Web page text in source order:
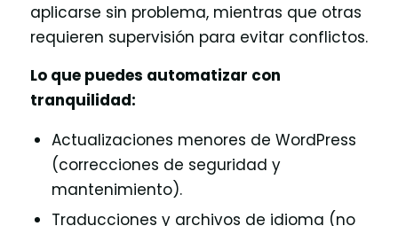
aplicarse sin problema, mientras que otras
requieren supervisión para evitar conflictos.
Lo que puedes automatizar con
tranquilidad:
Actualizaciones menores de WordPress
(correcciones de seguridad y
mantenimiento).
Traducciones y archivos de idioma (no